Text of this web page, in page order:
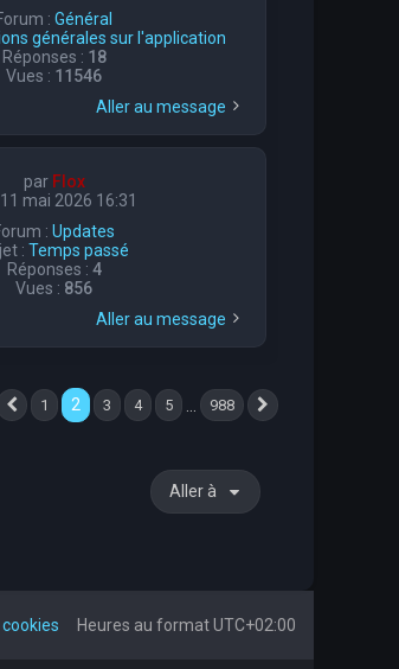
:Général
générales sur l'application
Réponses : 18
Vues : 11546
Aller au message
par Flox
11 mai 2026 16:31
:Updates
:Temps passé
Réponses : 4
Vues : 856
Aller au message
2 sur 988
Précédente
1 2 3 4 5 988
Aller à
Heures au formatUTC+02:00